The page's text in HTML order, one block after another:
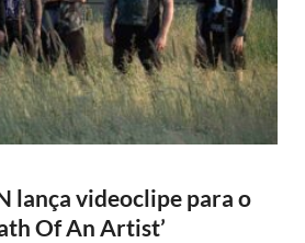
lança videoclipe para o
Of An Artist’